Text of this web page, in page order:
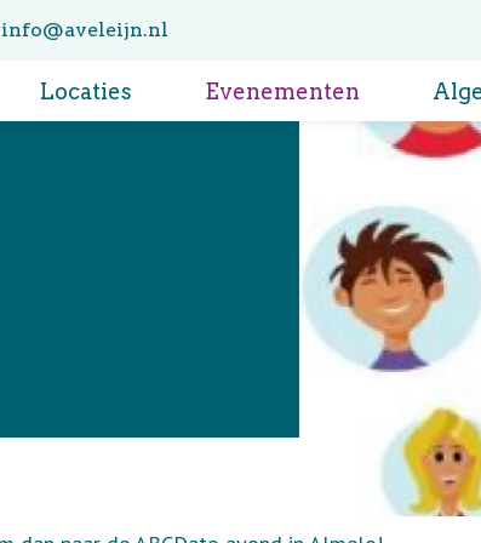
info@aveleijn.nl
Locaties Evenementen